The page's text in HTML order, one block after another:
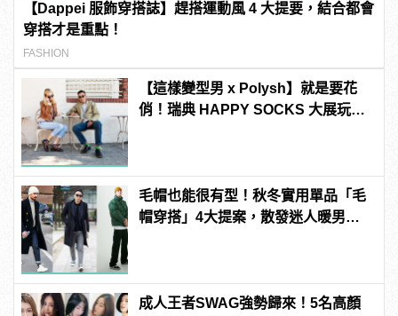
【Dappei 服飾穿搭誌】趕搭運動風 4 大提要，結合都會
穿搭才是重點！
FASHION
【這樣變型男 x Polysh】就是要花
俏！瑞典 HAPPY SOCKS 大展玩心
毛帽也能很有型！秋冬實用單品「毛
帽穿搭」4大提案，散發迷人暖男魅
成人王者SWAG強勢歸來！5名高顏